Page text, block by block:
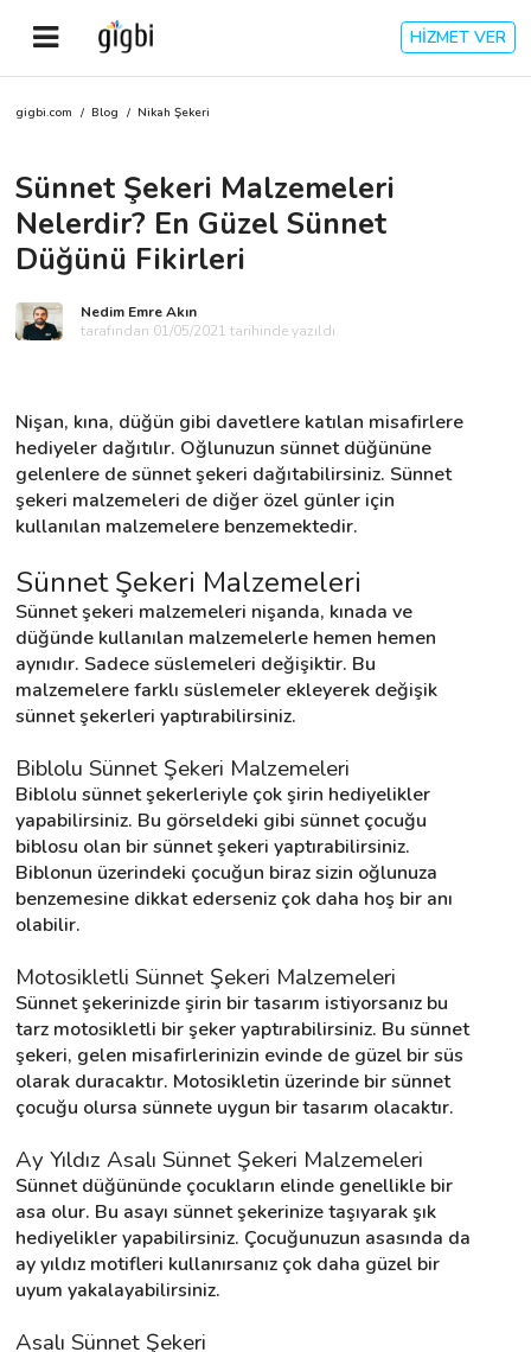
HİZMET VER
Anasayfa
Giriş Yap
Kayıt Ol
Kategoriler
🧐 Nasıl Çalışır?
🌟 Müşteri Değerlendirmeleri
Destek
İletişim
Kariyer
Blog
gigbi.com / Blog / Nikah Şekeri
Sünnet Şekeri Malzemeleri
Nelerdir? En Güzel Sünnet
Düğünü Fikirleri
Nedim Emre Akın
tarafından 01/05/2021 tarihinde yazıldı.
Nişan, kına, düğün gibi davetlere katılan misafirlere
hediyeler dağıtılır. Oğlunuzun sünnet düğününe
gelenlere de sünnet şekeri dağıtabilirsiniz. Sünnet
şekeri malzemeleri de diğer özel günler için
kullanılan malzemelere benzemektedir.
Sünnet Şekeri Malzemeleri
Sünnet şekeri malzemeleri nişanda, kınada ve
düğünde kullanılan malzemelerle hemen hemen
aynıdır. Sadece süslemeleri değişiktir. Bu
malzemelere farklı süslemeler ekleyerek değişik
sünnet şekerleri yaptırabilirsiniz.
Biblolu Sünnet Şekeri Malzemeleri
Biblolu sünnet şekerleriyle çok şirin hediyelikler
yapabilirsiniz. Bu görseldeki gibi sünnet çocuğu
biblosu olan bir sünnet şekeri yaptırabilirsiniz.
Biblonun üzerindeki çocuğun biraz sizin oğlunuza
benzemesine dikkat ederseniz çok daha hoş bir anı
olabilir.
Motosikletli Sünnet Şekeri Malzemeleri
Sünnet şekerinizde şirin bir tasarım istiyorsanız bu
tarz motosikletli bir şeker yaptırabilirsiniz. Bu sünnet
şekeri, gelen misafirlerinizin evinde de güzel bir süs
olarak duracaktır. Motosikletin üzerinde bir sünnet
çocuğu olursa sünnete uygun bir tasarım olacaktır.
Ay Yıldız Asalı Sünnet Şekeri Malzemeleri
Sünnet düğününde çocukların elinde genellikle bir
asa olur. Bu asayı sünnet şekerinize taşıyarak şık
hediyelikler yapabilirsiniz. Çocuğunuzun asasında da
ay yıldız motifleri kullanırsanız çok daha güzel bir
uyum yakalayabilirsiniz.
Asalı Sünnet Şekeri